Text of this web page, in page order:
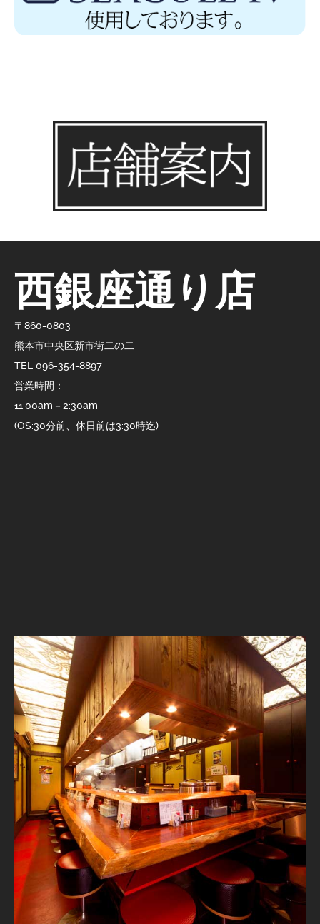
西銀座通り店
〒860-0803
熊本市中央区新市街二の二
TEL 096-354-8897
営業時間：
11:00am－2:30am
(OS:30分前、休日前は3:30時迄)